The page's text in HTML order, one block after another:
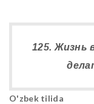
125. Жизнь
O'zbek tilida